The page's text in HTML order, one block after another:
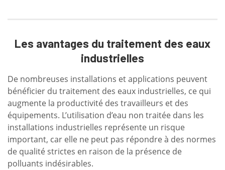
Les avantages du traitement des eaux
industrielles
De nombreuses installations et applications peuvent
bénéficier du traitement des eaux industrielles, ce qui
augmente la productivité des travailleurs et des
équipements. L’utilisation d’eau non traitée dans les
installations industrielles représente un risque
important, car elle ne peut pas répondre à des normes
de qualité strictes en raison de la présence de
polluants indésirables.